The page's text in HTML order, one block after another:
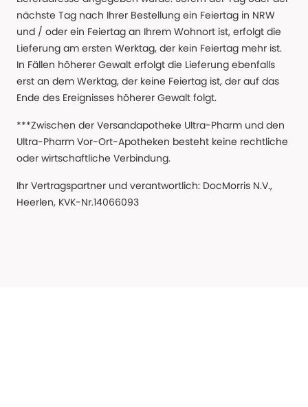
nächste Tag nach Ihrer Bestellung ein Feiertag in NRW
und / oder ein Feiertag an Ihrem Wohnort ist, erfolgt die
Lieferung am ersten Werktag, der kein Feiertag mehr ist.
In Fällen höherer Gewalt erfolgt die Lieferung ebenfalls
erst an dem Werktag, der keine Feiertag ist, der auf das
Ende des Ereignisses höherer Gewalt folgt.
***Zwischen der Versandapotheke Ultra-Pharm und den
Ultra-Pharm Vor-Ort-Apotheken besteht keine rechtliche
oder wirtschaftliche Verbindung.
Ihr Vertragspartner und verantwortlich: DocMorris N.V.,
Heerlen, KVK-Nr.14066093